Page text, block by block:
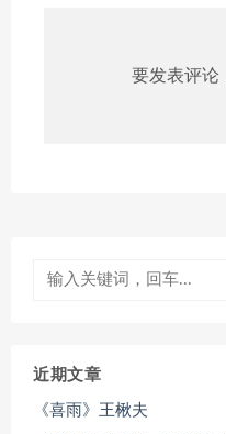
要发表评论
近期文章
《喜雨》王楸夫